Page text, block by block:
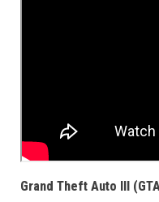
Grand Theft Auto III